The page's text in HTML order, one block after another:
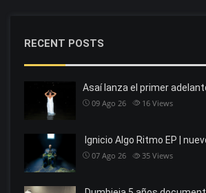
RECENT POSTS
Asaí lanza el primer
09 Ago 26 16 Views
Ignicio Algo Ritmo EP |
07 Ago 26 35 Views